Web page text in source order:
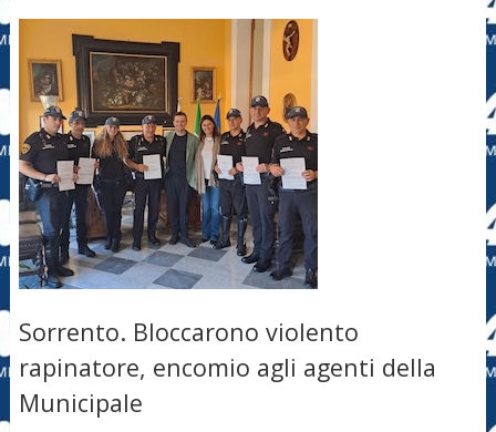
Sorrento. Bloccarono violento
rapinatore, encomio agli agenti della
Municipale